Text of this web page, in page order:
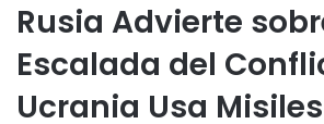
Rusia Advierte
Escalada del
Ucrania Usa